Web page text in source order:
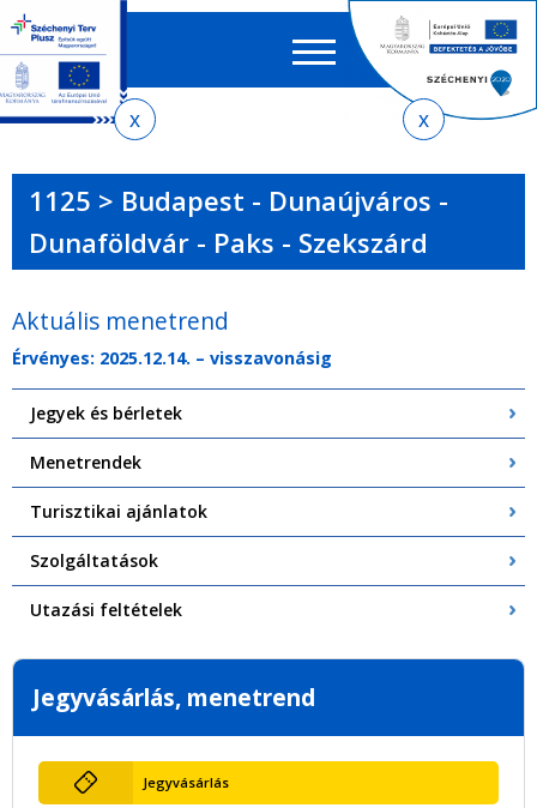
menetrendkeresőhöz
almenühöz
tartalomra
oldaltérképre
EN HU
űrlap
1125 > Budapest - Dunaújváros -
Dunaföldvár - Paks - Szekszárd
Aktuális menetrend
Érvényes: 2025.12.14. – visszavonásig
Jegyek és bérletek
Menetrendek
Turisztikai ajánlatok
Szolgáltatások
Utazási feltételek
Jegyvásárlás, menetrend
Jegyvásárlás